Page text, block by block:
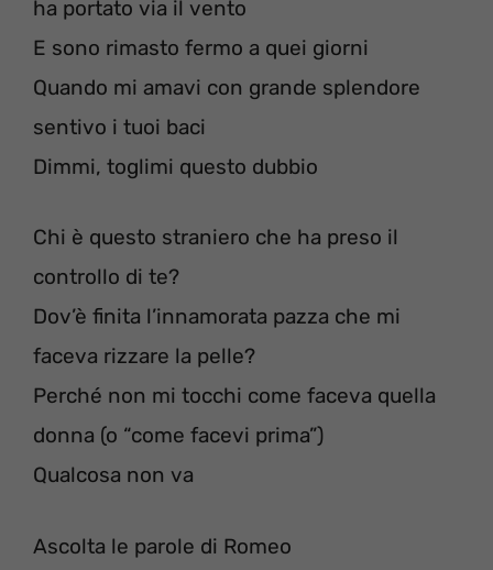
ha portato via il vento
E sono rimasto fermo a quei giorni
Quando mi amavi con grande splendore
sentivo i tuoi baci
Dimmi, toglimi questo dubbio
Chi è questo straniero che ha preso il
controllo di te?
Dov’è finita l’innamorata pazza che mi
faceva rizzare la pelle?
Perché non mi tocchi come faceva quella
donna (o “come facevi prima”)
Qualcosa non va
Ascolta le parole di Romeo